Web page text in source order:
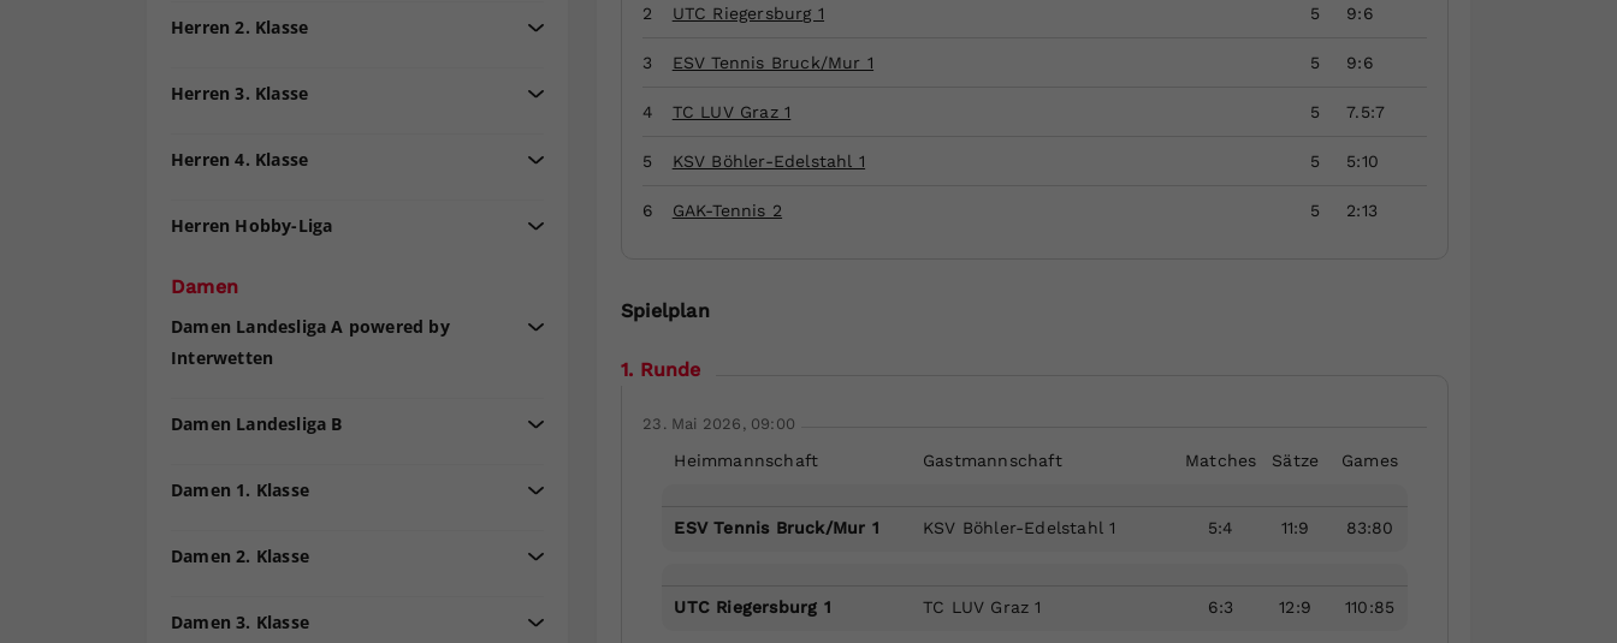
2 UTC Riegersburg 1 5 9:6
3 ESV Tennis Bruck/Mur 1 5 9:6
4 TC LUV Graz 1 5 7.5:7
5 KSV Böhler-Edelstahl 1 5 5:10
6 GAK-Tennis 2 5 2:13
Spielplan
1. Runde
23. Mai 2026, 09:00
Heimmannschaft Gastmannschaft Matches Sätze Games
ESV Tennis Bruck/Mur 1 KSV Böhler-Edelstahl 1 5:4 11:9 83:80
UTC Riegersburg 1 TC LUV Graz 1 6:3 12:9 110:85
Herren 2. Klasse
Herren 3. Klasse
Herren 4. Klasse
Herren Hobby-Liga
Damen
Damen Landesliga A powered by
Interwetten
Damen Landesliga B
Damen 1. Klasse
Damen 2. Klasse
Damen 3. Klasse
Webseiten-Betreiber dies eingestellt hat.